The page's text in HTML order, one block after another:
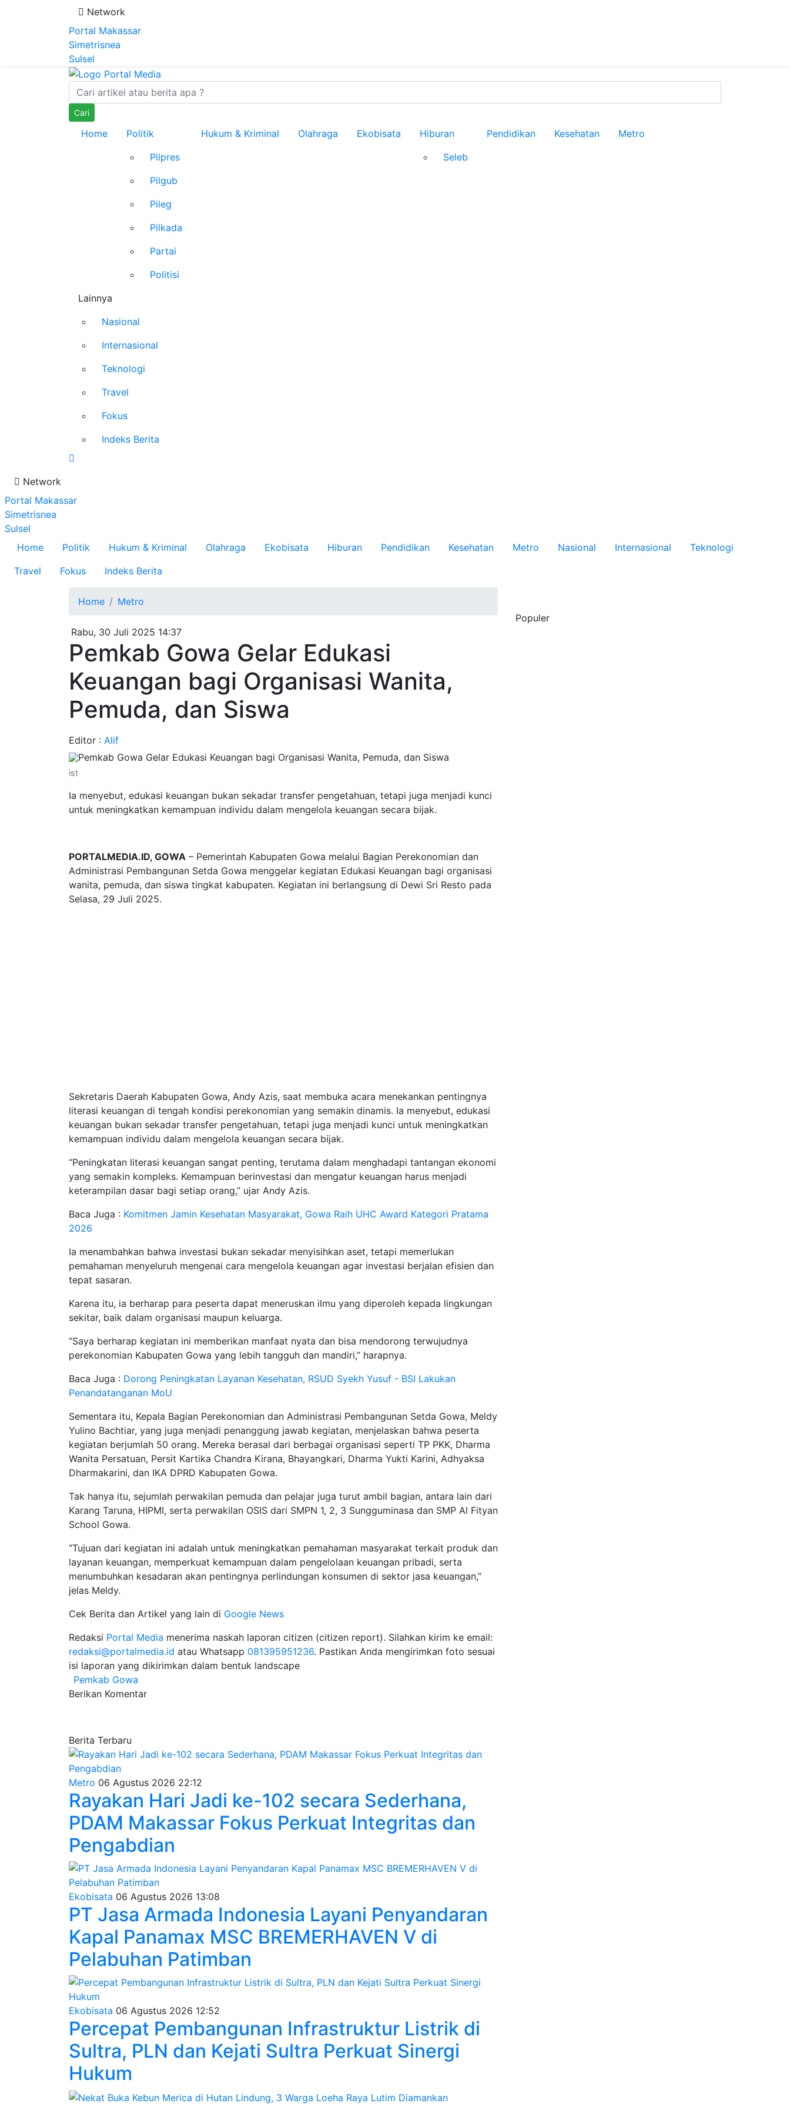
Network
Portal Makassar
Simetrisnea
Sulsel
Cari
Home
Politik
Pilpres
Pilgub
Pileg
Pilkada
Partai
Politisi
Hukum & Kriminal Olahraga Ekobisata
Hiburan
Seleb
Pendidikan Kesehatan Metro
Lainnya
Nasional
Internasional
Teknologi
Travel
Fokus
Indeks Berita
Network
Portal Makassar
Simetrisnea
Sulsel
Home
Politik Hukum & Kriminal Olahraga Ekobisata Hiburan Pendidikan Kesehatan Metro Nasional Internasional
Teknologi
Travel
Fokus Indeks Berita
Home Metro
Rabu, 30 Juli 2025 14:37
Pemkab Gowa Gelar Edukasi
Keuangan bagi Organisasi Wanita,
Pemuda, dan Siswa
Editor : Alif
ist
Ia menyebut, edukasi keuangan bukan sekadar transfer pengetahuan, tetapi juga menjadi kunci
untuk meningkatkan kemampuan individu dalam mengelola keuangan secara bijak.
PORTALMEDIA.ID, GOWA – Pemerintah Kabupaten Gowa melalui Bagian Perekonomian dan
Administrasi Pembangunan Setda Gowa menggelar kegiatan Edukasi Keuangan bagi organisasi
wanita, pemuda, dan siswa tingkat kabupaten. Kegiatan ini berlangsung di Dewi Sri Resto pada
Selasa, 29 Juli 2025.
Sekretaris Daerah Kabupaten Gowa, Andy Azis, saat membuka acara menekankan pentingnya
literasi keuangan di tengah kondisi perekonomian yang semakin dinamis. Ia menyebut, edukasi
keuangan bukan sekadar transfer pengetahuan, tetapi juga menjadi kunci untuk meningkatkan
kemampuan individu dalam mengelola keuangan secara bijak.
“Peningkatan literasi keuangan sangat penting, terutama dalam menghadapi tantangan ekonomi
yang semakin kompleks. Kemampuan berinvestasi dan mengatur keuangan harus menjadi
keterampilan dasar bagi setiap orang,” ujar Andy Azis.
Baca Juga : Komitmen Jamin Kesehatan Masyarakat, Gowa Raih UHC Award Kategori Pratama
2026
Ia menambahkan bahwa investasi bukan sekadar menyisihkan aset, tetapi memerlukan
pemahaman menyeluruh mengenai cara mengelola keuangan agar investasi berjalan efisien dan
tepat sasaran.
Karena itu, ia berharap para peserta dapat meneruskan ilmu yang diperoleh kepada lingkungan
sekitar, baik dalam organisasi maupun keluarga.
“Saya berharap kegiatan ini memberikan manfaat nyata dan bisa mendorong terwujudnya
perekonomian Kabupaten Gowa yang lebih tangguh dan mandiri,” harapnya.
Baca Juga : Dorong Peningkatan Layanan Kesehatan, RSUD Syekh Yusuf - BSI Lakukan
Penandatanganan MoU
Sementara itu, Kepala Bagian Perekonomian dan Administrasi Pembangunan Setda Gowa, Meldy
Yulino Bachtiar, yang juga menjadi penanggung jawab kegiatan, menjelaskan bahwa peserta
kegiatan berjumlah 50 orang. Mereka berasal dari berbagai organisasi seperti TP PKK, Dharma
Wanita Persatuan, Persit Kartika Chandra Kirana, Bhayangkari, Dharma Yukti Karini, Adhyaksa
Dharmakarini, dan IKA DPRD Kabupaten Gowa.
Tak hanya itu, sejumlah perwakilan pemuda dan pelajar juga turut ambil bagian, antara lain dari
Karang Taruna, HIPMI, serta perwakilan OSIS dari SMPN 1, 2, 3 Sungguminasa dan SMP Al Fityan
School Gowa.
“Tujuan dari kegiatan ini adalah untuk meningkatkan pemahaman masyarakat terkait produk dan
layanan keuangan, memperkuat kemampuan dalam pengelolaan keuangan pribadi, serta
menumbuhkan kesadaran akan pentingnya perlindungan konsumen di sektor jasa keuangan,”
jelas Meldy.
Cek Berita dan Artikel yang lain di Google News
Redaksi Portal Media menerima naskah laporan citizen (citizen report). Silahkan kirim ke email:
redaksi@portalmedia.id atau Whatsapp 081395951236. Pastikan Anda mengirimkan foto sesuai
isi laporan yang dikirimkan dalam bentuk landscape
Pemkab Gowa
Berikan Komentar
Berita Terbaru
Metro 06 Agustus 2026 22:12
Rayakan Hari Jadi ke-102 secara Sederhana,
PDAM Makassar Fokus Perkuat Integritas dan
Pengabdian
Ekobisata 06 Agustus 2026 13:08
PT Jasa Armada Indonesia Layani Penyandaran
Kapal Panamax MSC BREMERHAVEN V di
Pelabuhan Patimban
Ekobisata 06 Agustus 2026 12:52
Percepat Pembangunan Infrastruktur Listrik di
Sultra, PLN dan Kejati Sultra Perkuat Sinergi
Hukum
Populer